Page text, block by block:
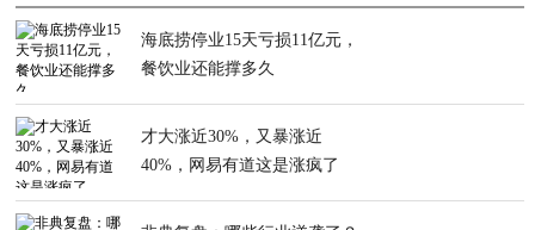
海底捞停业15天亏损11亿元，
餐饮业还能撑多久
才大涨近30%，又暴涨近
40%，网易有道这是涨疯了